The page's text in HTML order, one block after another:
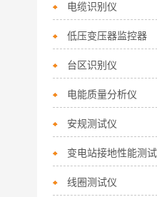
电缆识别仪
低压变压器监控器
台区识别仪
电能质量分析仪
安规测试仪
变电站接地性能测
线圈测试仪